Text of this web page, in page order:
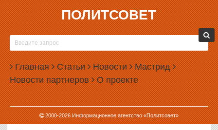
ПОЛИТСОВЕТ
Главная Статьи Новости Мастрид
Новости партнеров О проекте
2000-2026Информационное агентство «Политсовет»
09.02.2022, 13:01
В РОССИИ СТАЛО НА ОДНУ ПАРТИЮ МЕНЬШЕ
Число официально зарегистрированных в России политических
партий сократилось. Верховный суд РФ ликвидировал
политическую партию «Добрых дел, защиты детей, женщин,
свободы, природы и пенсионеров, против насилия над
животными». Решение было принято по иску министерства
юстиции. Причиной иска называют систематическое неучастие
партии в выборах.